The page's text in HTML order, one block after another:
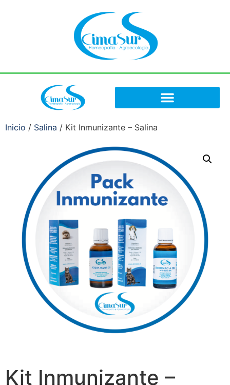
Inicio / Salina / Kit Inmunizante – Salina
Kit Inmunizante –